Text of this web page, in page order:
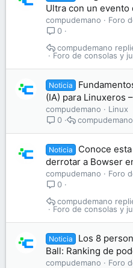
Ultra con un
compudemano
Foro
0
Foro de consolas y
compudemano
Noticia
(IA) para Linuxeros
compudemano
Linux
0
compudemano
Noticia
Conoce
derrotar a Bowser
compudemano
Foro
0
Foro de consolas y
compudemano
Noticia
Los 8
Ball: Ranking de
compudemano
Foro